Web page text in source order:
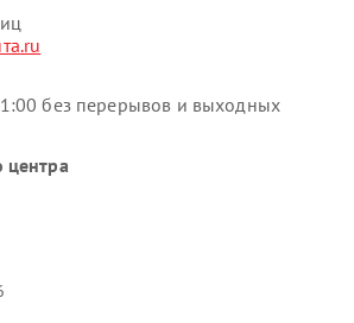
без перерывов и выходных
центра